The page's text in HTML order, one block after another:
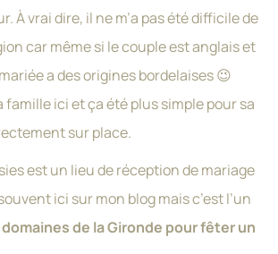
À vrai dire, il ne m’a pas été difficile de
car même si le couple est anglais et
a des origines bordelaises 😉
famille ici et ça été plus simple pour sa
sur place.
est un lieu de réception de mariage
ici sur mon blog mais c’est l’un
de la Gironde pour fêter un